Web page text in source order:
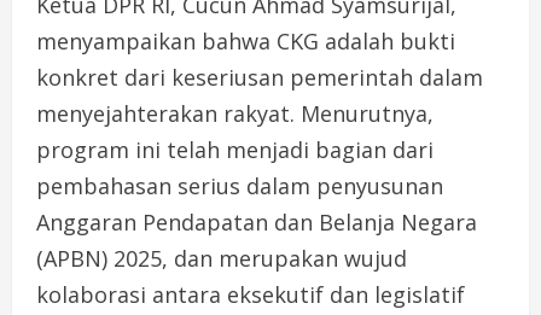
menyampaikan bahwa CKG adalah bukti
konkret dari keseriusan pemerintah dalam
menyejahterakan rakyat. Menurutnya,
program ini telah menjadi bagian dari
pembahasan serius dalam penyusunan
Anggaran Pendapatan dan Belanja Negara
(APBN) 2025, dan merupakan wujud
kolaborasi antara eksekutif dan legislatif